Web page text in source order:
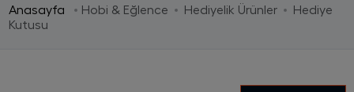
Anasayfa Hobi & Eğlence Hediyelik Ürünler
Hediye
Kutusu